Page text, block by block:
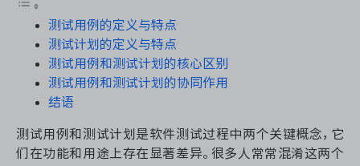
测试管理
研发效能管理
资源和工时管理
测试用例的定义与特点
测试计划的定义与特点
测试用例和测试计划的核心区别
测试用例和测试计划的协同作用
结语
测试用例和测试计划是软件测试过程中两个关键概念，它
们在功能和用途上存在显著差异。很多人常常混淆这两个